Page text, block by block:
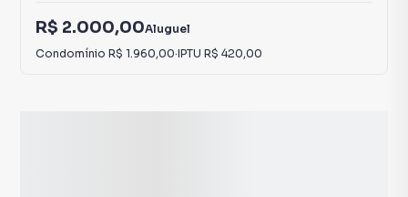
R$ 2.000,00Aluguel
Condomínio R$ 1.960,00·IPTU R$ 420,00